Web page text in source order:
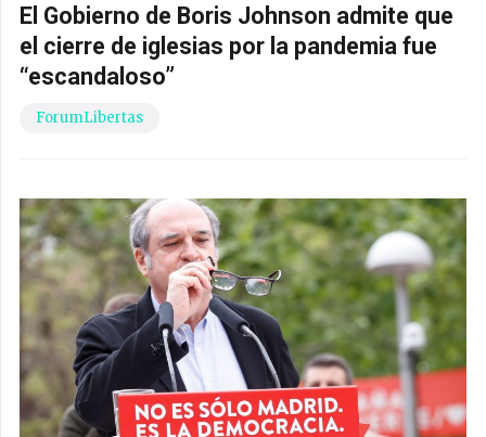
El Gobierno de Boris Johnson admite que
el cierre de iglesias por la pandemia fue
“escandaloso”
ForumLibertas